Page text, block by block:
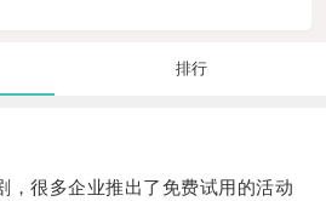
排行
很多企业推出了免费试用的活动